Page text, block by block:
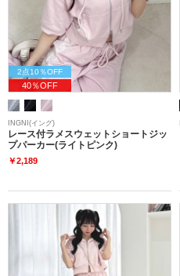
2点10％OFF
40％OFF
INGNI(イング)
レース付ラメスウェットショートジッ
プパーカー(ライトピンク)
￥2,189